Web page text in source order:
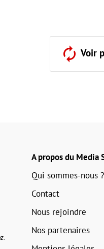
Voir
A propos du Media
Qui sommes-nous ?
Contact
Nous rejoindre
Nos partenaires